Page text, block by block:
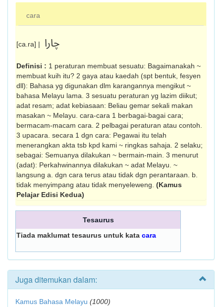
cara
[ca.ra] | چارا
Definisi : 1 peraturan membuat sesuatu: Bagaimanakah ~
membuat kuih itu? 2 gaya atau kaedah (spt bentuk, fesyen
dll): Bahasa yg digunakan dlm karangannya mengikut ~
bahasa Melayu lama. 3 sesuatu peraturan yg lazim diikut;
adat resam; adat kebiasaan: Beliau gemar sekali makan
masakan ~ Melayu. cara-cara 1 berbagai-bagai cara;
bermacam-macam cara. 2 pelbagai peraturan atau contoh.
3 upacara. secara 1 dgn cara: Pegawai itu telah
menerangkan akta tsb kpd kami ~ ringkas sahaja. 2 selaku;
sebagai: Semuanya dilakukan ~ bermain-main. 3 menurut
(adat): Perkahwinannya dilakukan ~ adat Melayu. ~
langsung a. dgn cara terus atau tidak dgn perantara­an. b.
tidak menyimpang atau tidak menyeleweng. (Kamus
Pelajar Edisi Kedua)
Tesaurus
Tiada maklumat tesaurus untuk kata cara
Juga ditemukan dalam:
Kamus Bahasa Melayu (1000)